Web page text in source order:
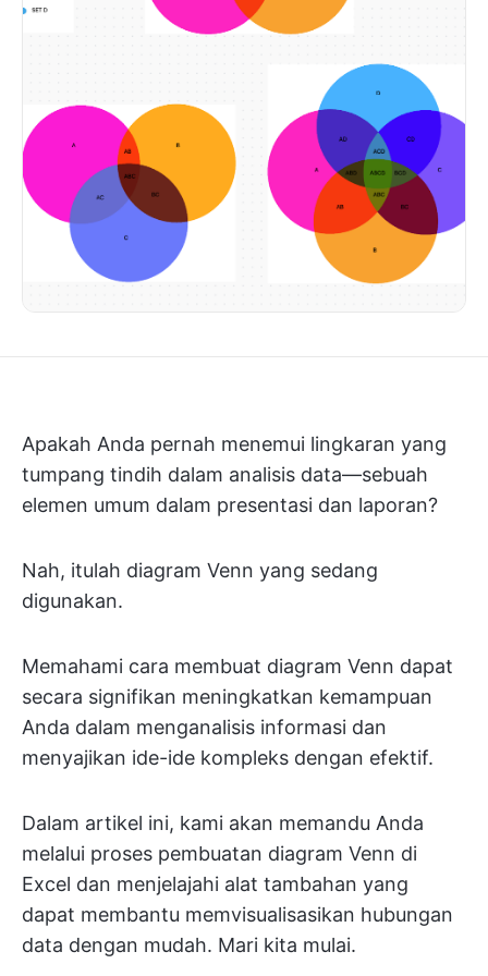
Apakah Anda pernah menemui lingkaran yang
tumpang tindih dalam analisis data—sebuah
elemen umum dalam presentasi dan laporan?
Nah, itulah diagram Venn yang sedang
digunakan.
Memahami cara membuat diagram Venn dapat
secara signifikan meningkatkan kemampuan
Anda dalam menganalisis informasi dan
menyajikan ide-ide kompleks dengan efektif.
Dalam artikel ini, kami akan memandu Anda
melalui proses pembuatan diagram Venn di
Excel dan menjelajahi alat tambahan yang
dapat membantu memvisualisasikan hubungan
data dengan mudah. Mari kita mulai.